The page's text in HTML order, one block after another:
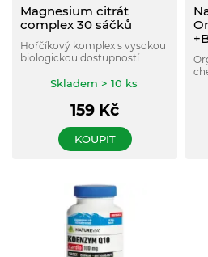
Magnesium citrát
complex 30 sáčků
Hořčíkový komplex s vysokou
biologickou dostupností
Skladem > 10 ks
159 Kč
KOUPIT